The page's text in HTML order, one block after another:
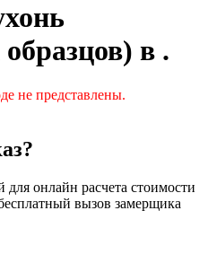
в .
не представлены.
онлайн расчета стоимости
вызов замерщика